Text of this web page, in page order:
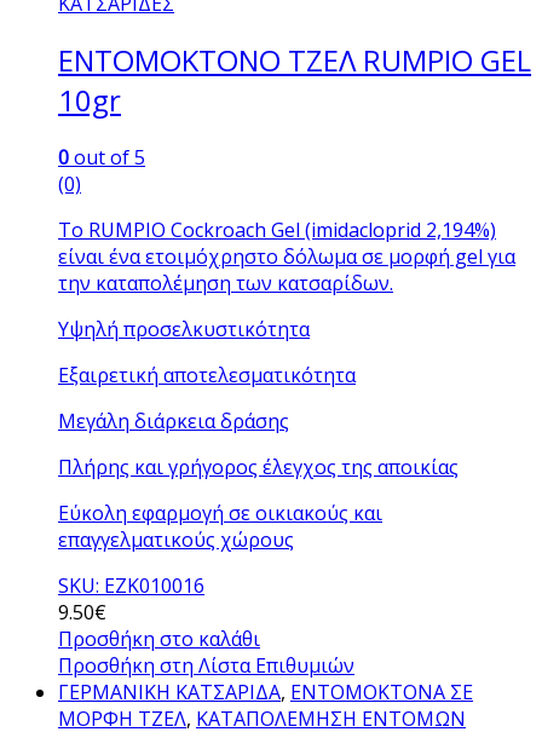
ΕΝΤΟΜΟΚΤΟΝΟ ΤΖΕΛ RUMPIO GEL
10gr
0out of 5
(0)
Το RUMPIO Cockroach Gel (imidacloprid 2,194%)
είναι ένα ετοιμόχρηστο δόλωμα σε μορφή gel για
την καταπολέμηση των κατσαρίδων.
Υψηλή προσελκυστικότητα
Εξαιρετική αποτελεσματικότητα
Μεγάλη διάρκεια δράσης
Πλήρης και γρήγορος έλεγχος της αποικίας
Εύκολη εφαρμογή σε οικιακούς και
επαγγελματικούς χώρους
SKU: ΕΖΚ010016
9.50€
Προσθήκη στο καλάθι
Προσθήκη στη Λίστα Επιθυμιών
ΓΕΡΜΑΝΙΚΗ ΚΑΤΣΑΡΙΔΑ, ΕΝΤΟΜΟΚΤΟΝΑ ΣΕ
ΜΟΡΦΗ ΤΖΕΛ, ΚΑΤΑΠΟΛΕΜΗΣΗ ΕΝΤΟΜΩΝ